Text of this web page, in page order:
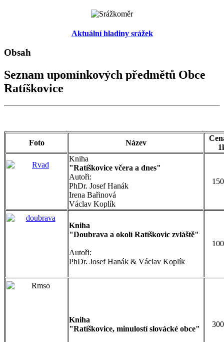
Aktuální hladiny srážek
Obsah
Seznam upomínkových předmětů Obce
Ratíškovice
Foto Název
Kniha
"Ratíškovice včera a dnes"
Autoři:
PhDr. Josef Hanák
Irena Bařinová
Václav Koplík
Kniha
"Doubrava a okolí Ratíškovic zvláště"
Autoři:
PhDr. Josef Hanák & Václav Koplík
Kniha
"Ratíškovice, minulostí slovácké obce"